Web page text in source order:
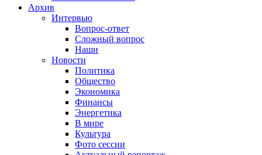
Архив
Интервью
Вопрос-ответ
Сложный вопрос
Наши
Новости
Политика
Общество
Экономика
Финансы
Энергетика
В мире
Культура
Фото сессии